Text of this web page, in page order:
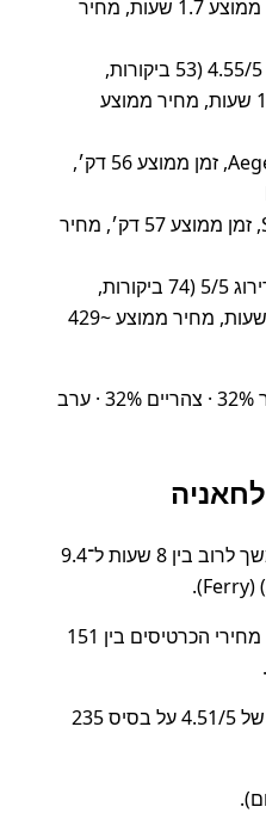
Aegean (~21%), זמן ממוצע 1.7 שעות, מחיר
Sky Express – דירוג 4.55/5 (53 ביקורות,
~16%), זמן ממוצע 1.4 שעות, מחיר ממוצע
Aegean Airlines (~16%), זמן ממוצע 56 דק׳,
Sky Express (~15%), זמן ממוצע 57 דק׳, מחיר
Aegean Airlines – דירוג 5/5 (74 ביקורות,
~15%), זמן ממוצע 2 שעות, מחיר ממוצע ~429
שעות יציאה פופולריות: בוקר 32% · צהריים 32% · ערב
משך ההפלגה במעבורת נמשך לרוב בין 8 שעות ל־9.4
ב־365 הימים האחרונים נעו מחירי הכרטיסים בין 151
נוסעים העניקו דירוג ממוצע של 4.51/5 על בסיס 235